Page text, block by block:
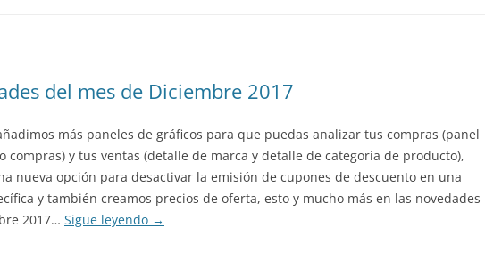
del mes de Diciembre 2017
más paneles de gráficos para que puedas analizar tus compras (panel
compras) y tus ventas (detalle de marca y detalle de categoría de producto),
nueva opción para desactivar la emisión de cupones de descuento en una
y también creamos precios de oferta, esto y mucho más en las novedades
2017… Sigue leyendo →